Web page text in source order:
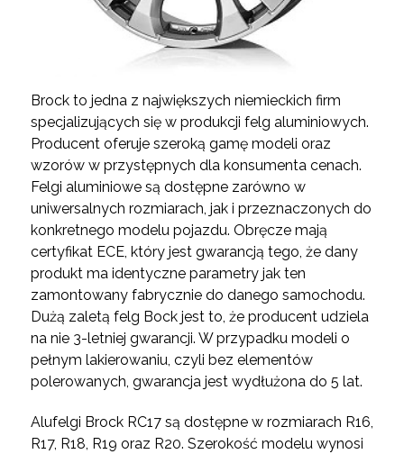
Brock to jedna z największych niemieckich firm
specjalizujących się w produkcji felg aluminiowych.
Producent oferuje szeroką gamę modeli oraz
wzorów w przystępnych dla konsumenta cenach.
Felgi aluminiowe są dostępne zarówno w
uniwersalnych rozmiarach, jak i przeznaczonych do
konkretnego modelu pojazdu. Obręcze mają
certyfikat ECE, który jest gwarancją tego, że dany
produkt ma identyczne parametry jak ten
zamontowany fabrycznie do danego samochodu.
Dużą zaletą felg Bock jest to, że producent udziela
na nie 3-letniej gwarancji. W przypadku modeli o
pełnym lakierowaniu, czyli bez elementów
polerowanych, gwarancja jest wydłużona do 5 lat.
Alufelgi Brock RC17 są dostępne w rozmiarach R16,
R17, R18, R19 oraz R20. Szerokość modelu wynosi